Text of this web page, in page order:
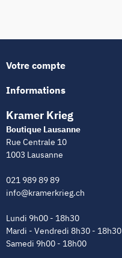
Votre compte
Informations
Kramer Krieg
Boutique Lausanne
Rue Centrale 10
1003 Lausanne
021 989 89 89
info@kramerkrieg.ch
Lundi 9h00 - 18h30
Mardi - Vendredi 8h30 - 18h30
Samedi 9h00 - 18h00